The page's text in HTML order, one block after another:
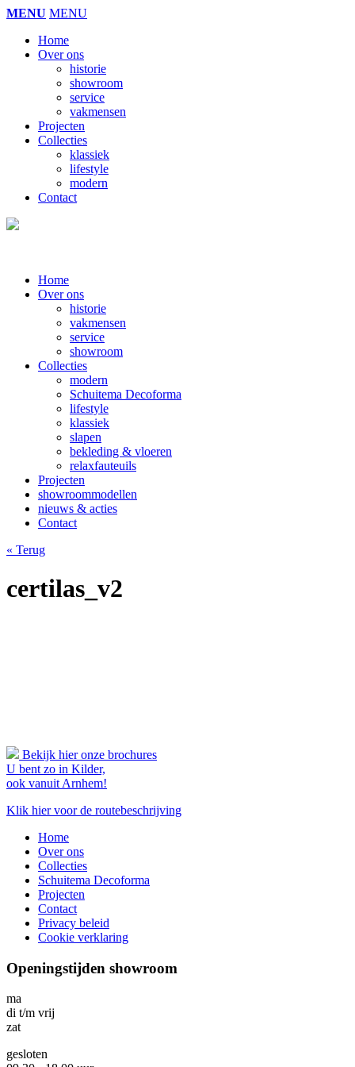
MENU MENU
Home
Over ons
historie
showroom
service
vakmensen
Projecten
Collecties
klassiek
lifestyle
modern
Contact
Home
Over ons
historie
vakmensen
service
showroom
Collecties
modern
Schuitema Decoforma
lifestyle
klassiek
slapen
bekleding & vloeren
relaxfauteuils
Projecten
showroommodellen
nieuws & acties
Contact
« Terug
certilas_v2
Bekijk hier onze brochures
U bent zo in Kilder,
ook vanuit Arnhem!
Klik hier voor de routebeschrijving
Home
Over ons
Collecties
Schuitema Decoforma
Projecten
Contact
Privacy beleid
Cookie verklaring
Openingstijden showroom
ma
di t/m vrij
zat
gesloten